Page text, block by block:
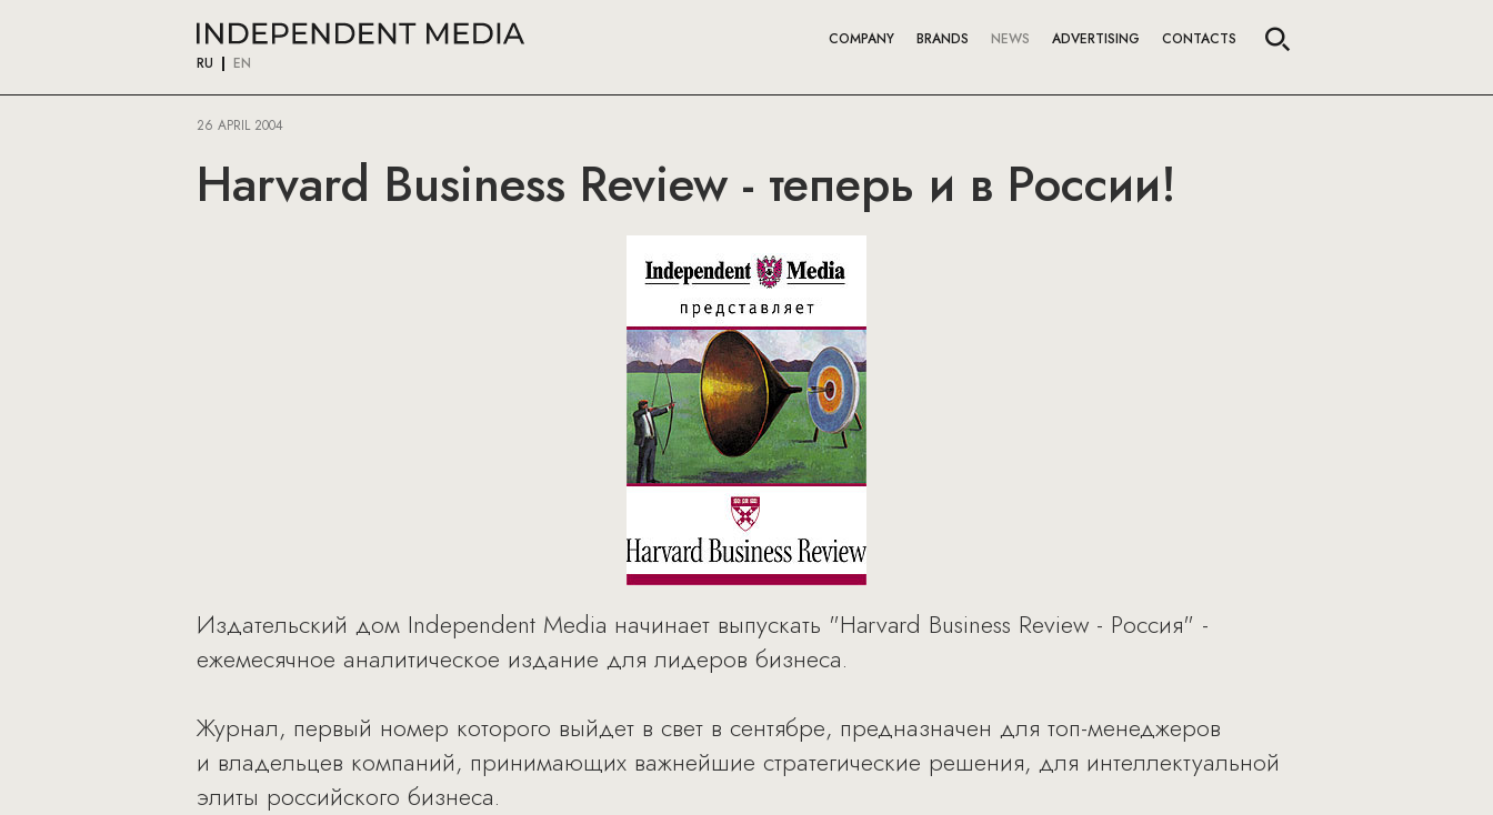
RU EN
COMPANY BRANDS NEWS ADVERTISING CONTACTS
26 APRIL 2004
Harvard Business Review - теперь и в России!
Издательский дом Independent Media начинает выпускать "Harvard Business Review - Россия" -
ежемесячное аналитическое издание для лидеров бизнеса.
Журнал, первый номер которого выйдет в свет в сентябре, предназначен для топ-менеджеров
и владельцев компаний, принимающих важнейшие стратегические решения, для интеллектуальной
элиты российского бизнеса.